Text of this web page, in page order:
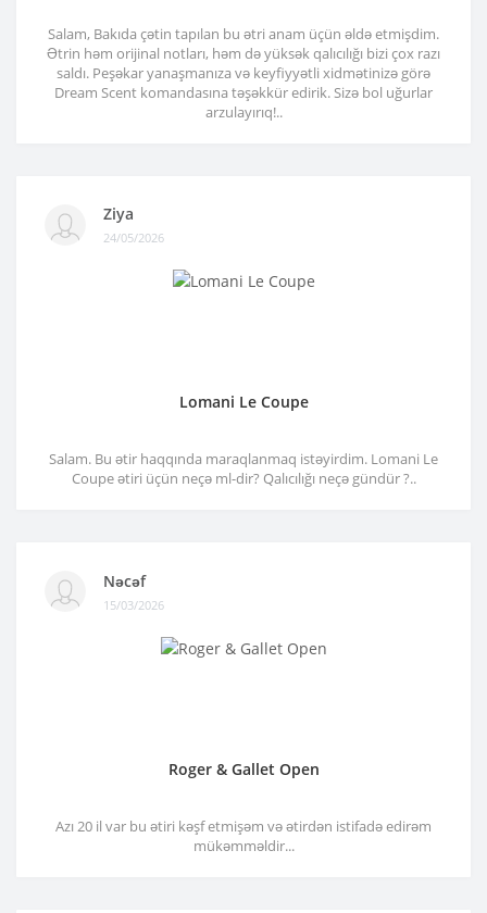
Salam, Bakıda çətin tapılan bu ətri anam üçün əldə etmişdim.
Ətrin həm orijinal notları, həm də yüksək qalıcılığı bizi çox razı
saldı. Peşəkar yanaşmanıza və keyfiyyətli xidmətinizə görə
Dream Scent komandasına təşəkkür edirik. Sizə bol uğurlar
arzulayırıq!..
Ziya
24/05/2026
Lomani Le Coupe
Salam. Bu ətir haqqında maraqlanmaq istəyirdim. Lomani Le
Coupe ətiri üçün neçə ml-dir? Qalıcılığı neçə gündür ?..
Nəcəf
15/03/2026
Roger & Gallet Open
Azı 20 il var bu ətiri kəşf etmişəm və ətirdən istifadə edirəm
mükəmməldir...